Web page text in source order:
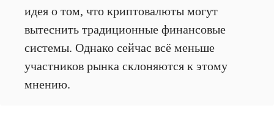
идея о том, что криптовалюты могут
вытеснить традиционные финансовые
системы. Однако сейчас всё меньше
участников рынка склоняются к этому
мнению.